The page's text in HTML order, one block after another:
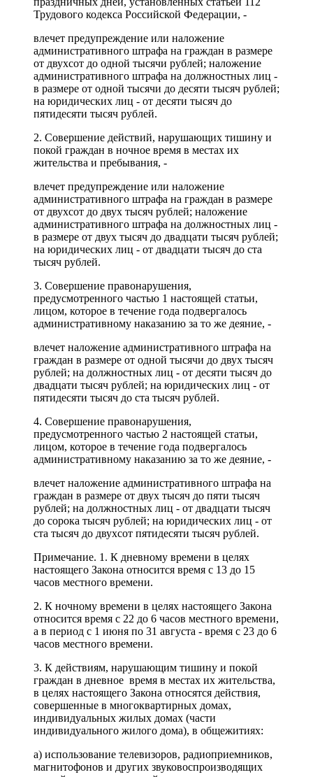
Трудового кодекса Российской Федерации, -
влечет предупреждение или наложение
административного штрафа на граждан в размере
от двухсот до одной тысячи рублей; наложение
административного штрафа на должностных лиц -
в размере от одной тысячи до десяти тысяч рублей;
на юридических лиц - от десяти тысяч до
пятидесяти тысяч рублей.
2. Совершение действий, нарушающих тишину и
покой граждан в ночное время в местах их
жительства и пребывания, -
влечет предупреждение или наложение
административного штрафа на граждан в размере
от двухсот до двух тысяч рублей; наложение
административного штрафа на должностных лиц -
в размере от двух тысяч до двадцати тысяч рублей;
на юридических лиц - от двадцати тысяч до ста
тысяч рублей.
3. Совершение правонарушения,
предусмотренного частью 1 настоящей статьи,
лицом, которое в течение года подвергалось
административному наказанию за то же деяние, -
влечет наложение административного штрафа на
граждан в размере от одной тысячи до двух тысяч
рублей; на должностных лиц - от десяти тысяч до
двадцати тысяч рублей; на юридических лиц - от
пятидесяти тысяч до ста тысяч рублей.
4. Совершение правонарушения,
предусмотренного частью 2 настоящей статьи,
лицом, которое в течение года подвергалось
административному наказанию за то же деяние, -
влечет наложение административного штрафа на
граждан в размере от двух тысяч до пяти тысяч
рублей; на должностных лиц - от двадцати тысяч
до сорока тысяч рублей; на юридических лиц - от
ста тысяч до двухсот пятидесяти тысяч рублей.
Примечание. 1. К дневному времени в целях
настоящего Закона относится время с 13 до 15
часов местного времени.
2. К ночному времени в целях настоящего Закона
относится время с 22 до 6 часов местного времени,
а в период с 1 июня по 31 августа - время с 23 до 6
часов местного времени.
3. К действиям, нарушающим тишину и покой
граждан в дневное время в местах их жительства,
в целях настоящего Закона относятся действия,
совершенные в многоквартирных домах,
индивидуальных жилых домах (части
индивидуального жилого дома), в общежитиях:
а) использование телевизоров, радиоприемников,
магнитофонов и других звуковоспроизводящих